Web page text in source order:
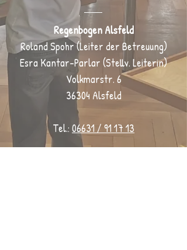
Regenbogen Alsfeld
Roland Spohr (Leiter der Betreuung)
Esra Kantar-Parlar (Stellv. Leiterin)
Volkmarstr. 6
36304 Alsfeld
Tel.: 06631 / 91 17 13